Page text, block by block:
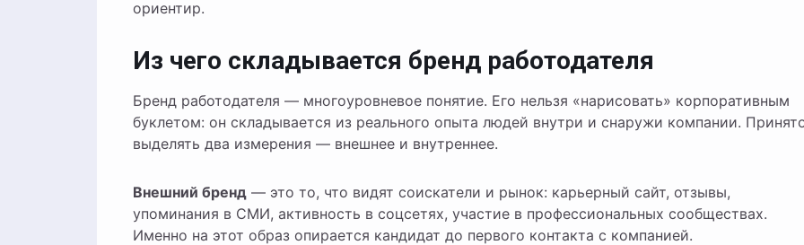
ориентир.
Из чего складывается бренд работодателя
Бренд работодателя — многоуровневое понятие. Его нельзя «нарисовать» корпоративным
буклетом: он складывается из реального опыта людей внутри и снаружи компании.
выделять два измерения — внешнее и внутреннее.
Внешний бренд — это то, что видят соискатели и рынок: карьерный сайт, отзывы,
упоминания в СМИ, активность в соцсетях, участие в профессиональных сообществах.
Именно на этот образ опирается кандидат до первого контакта с компанией.